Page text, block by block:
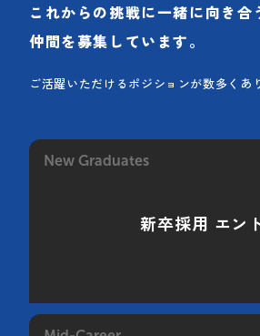
これからの挑戦に一緒に向き合
仲間を募集しています。
ご活躍いただけるポジションが数多くあ
New Graduates
新卒採用 エン